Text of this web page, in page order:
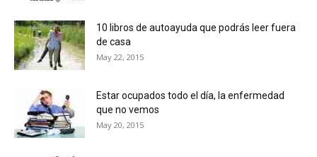
10 libros de autoayuda que podrás leer fuera
de casa
May 22, 2015
Estar ocupados todo el día, la enfermedad
que no vemos
May 20, 2015